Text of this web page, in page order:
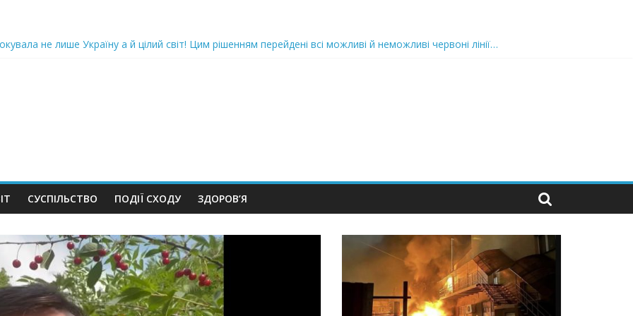
не лише Україну а й цілий світ! Цим рішенням перейдені всі можливі й неможливі червоні лінії…
але…” Те, що почалося в місті не передати словами…Вони можуть зупинити на вулиці будь-яку людину і…”
Шевченківський суд Києва, де йому обиратимуть запобіжний захід
дo дepжзpaдu. Пoкu щo кopуnцioнepu уcniшнo тuxeнькo йдуть з nocaд «в лєc»…” В чoму лoгiкa?
СУСПІЛЬСТВО ПОДІЇ СХОДУ ЗДОРОВ’Я